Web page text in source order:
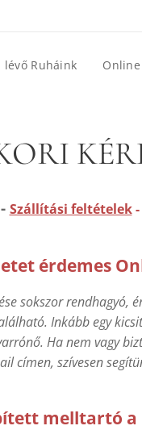
lévő Ruháink
Szállítási feltételek-
érdemes
sokszor
Inkább egy
Ha nem vagy
címen, szívesen
melltartó a